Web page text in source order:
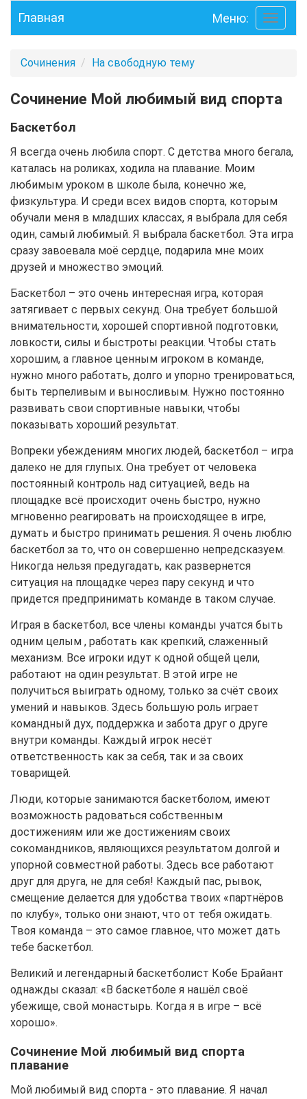
Toggle
Главная Меню:
Сочинения На свободную тему
Сочинение Мой любимый вид спорта
Баскетбол
Я всегда очень любила спорт. С детства много бегала,
каталась на роликах, ходила на плавание. Моим
любимым уроком в школе была, конечно же,
физкультура. И среди всех видов спорта, которым
обучали меня в младших классах, я выбрала для себя
один, самый любимый. Я выбрала баскетбол. Эта игра
сразу завоевала моё сердце, подарила мне моих
друзей и множество эмоций.
Баскетбол – это очень интересная игра, которая
затягивает с первых секунд. Она требует большой
внимательности, хорошей спортивной подготовки,
ловкости, силы и быстроты реакции. Чтобы стать
хорошим, а главное ценным игроком в команде,
нужно много работать, долго и упорно тренироваться,
быть терпеливым и выносливым. Нужно постоянно
развивать свои спортивные навыки, чтобы
показывать хороший результат.
Вопреки убеждениям многих людей, баскетбол – игра
далеко не для глупых. Она требует от человека
постоянный контроль над ситуацией, ведь на
площадке всё происходит очень быстро, нужно
мгновенно реагировать на происходящее в игре,
думать и быстро принимать решения. Я очень люблю
баскетбол за то, что он совершенно непредсказуем.
Никогда нельзя предугадать, как развернется
ситуация на площадке через пару секунд и что
придется предпринимать команде в таком случае.
Играя в баскетбол, все члены команды учатся быть
одним целым , работать как крепкий, слаженный
механизм. Все игроки идут к одной общей цели,
работают на один результат. В этой игре не
получиться выиграть одному, только за счёт своих
умений и навыков. Здесь большую роль играет
командный дух, поддержка и забота друг о друге
внутри команды. Каждый игрок несёт
ответственность как за себя, так и за своих
товарищей.
Люди, которые занимаются баскетболом, имеют
возможность радоваться собственным
достижениям или же достижениям своих
сокомандников, являющихся результатом долгой и
упорной совместной работы. Здесь все работают
друг для друга, не для себя! Каждый пас, рывок,
смещение делается для удобства твоих «партнёров
по клубу», только они знают, что от тебя ожидать.
Твоя команда – это самое главное, что может дать
тебе баскетбол.
Великий и легендарный баскетболист Кобе Брайант
однажды сказал: «В баскетболе я нашёл своё
убежище, свой монастырь. Когда я в игре – всё
хорошо».
Сочинение Мой любимый вид спорта
плавание
Мой любимый вид спорта - это плавание. Я начал